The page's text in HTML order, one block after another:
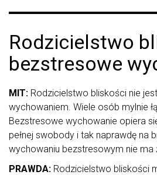
Rodzicielstwo
bezstresowe
MIT: Rodzicielstwo bliskości nie
wychowaniem. Wiele osób mylnie
Bezstresowe wychowanie opiera
pełnej swobody i tak naprawdę na
wychowaniu bezstresowym nie ma
PRAWDA: Rodzicielstwo bliskości